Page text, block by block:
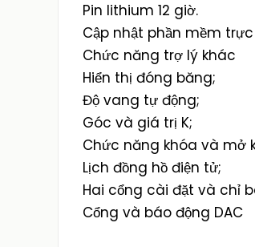
Pin lithium 12 giờ.
Cập nhật phần mềm
Chức năng trợ lý khác
Hiển thị đóng băng;
Độ vang tự động;
Góc và giá trị K;
Chức năng khóa và mở
Lịch đồng hồ điện tử;
Hai cổng cài đặt và chỉ
Cổng và báo động DAC